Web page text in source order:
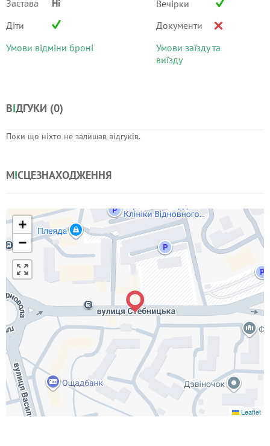
Застава
Ні
Діти
Умови відміни броні
Вечірки
Документи
Умови заїзду та
виїзду
ВІДГУКИ (0)
Поки що ніхто не залишав відгуків.
МІСЦЕЗНАХОДЖЕННЯ
+
−
Leaflet